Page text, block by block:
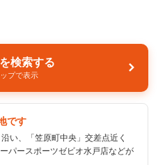
検索する
プで表示
です
い、「笠原町中央」交差点近く
パースポーツゼビオ水戸店などが